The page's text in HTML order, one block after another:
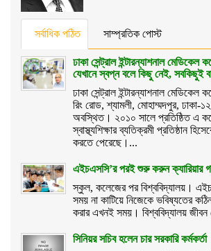
সর্বাধিক পঠিত সাম্প্রতিক পোস্ট
ঢাকা সেন্ট্রাল ইন্টারন্যাশনাল
যেখানে স্বপ্ন বলে কিছু নেই, সবকিছুই
ঢাকা সেন্ট্রাল ইন্টারন্যাশনাল
রিং রোড, শ্যামলী, মোহাম্মদপুর, ঢাকা-
অবস্থিত। ২০১০ সালে প্রতিষ্ঠিত এ
স্বাস্থ্যশিক্ষার ব্যতিক্রমী প্রতিষ্ঠান
করতে পেরেছে।...
এইচএসসি’র পরই শুরু করুন ক্যারিয়ার
স্কুল, কলেজের পর বিশ্ববিদ্যালয়।
সময় না কাটিয়ে নিজেকে ভবিষ্যতের
করার এখনই সময়। বিশ্ববিদ্যালয়
সিনিয়র সচিব হলেন চার সরকারি কর্মকর্তা